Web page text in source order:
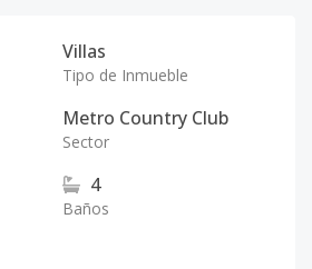
Villas
Tipo de Inmueble
Metro Country Club
Sector
4
Baños